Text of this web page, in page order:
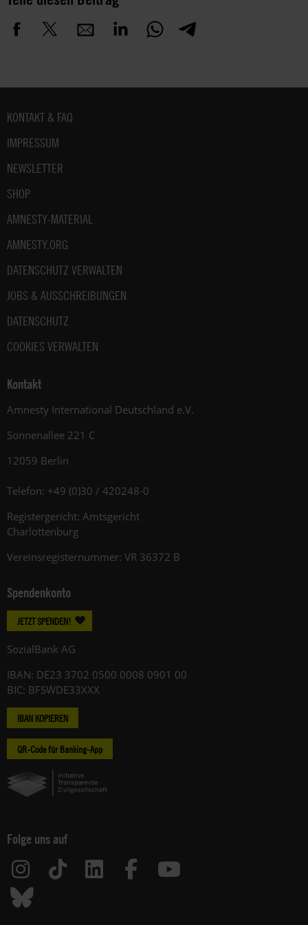
Fußbereich
KONTAKT & FAQ
IMPRESSUM
NEWSLETTER
SHOP
AMNESTY-MATERIAL
AMNESTY.ORG
DATENSCHUTZ VERWALTEN
JOBS & AUSSCHREIBUNGEN
DATENSCHUTZ
COOKIES VERWALTEN
Kontakt
Amnesty International Deutschland e.V.
Sonnenallee 221 C
12059 Berlin
Telefon: +49 (0)30 / 420248-0
Registergericht: Amtsgericht
Charlottenburg
Vereinsregisternummer: VR 36372 B
Spendenkonto
JETZT SPENDEN!
SozialBank AG
IBAN: DE23 3702 0500 0008 0901 00
BIC: BFSWDE33XXX
IBAN KOPIEREN
QR-Code für Banking-App
Folge uns auf